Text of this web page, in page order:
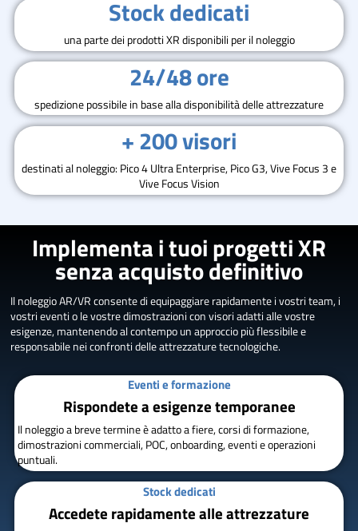
Stock dedicati
una parte dei prodotti XR disponibili per il noleggio
24/48 ore
spedizione possibile in base alla disponibilità delle attrezzature
+ 200 visori
destinati al noleggio: Pico 4 Ultra Enterprise, Pico G3, Vive Focus 3 e
Vive Focus Vision
Implementa i tuoi progetti XR
senza acquisto definitivo
Il noleggio AR/VR consente di equipaggiare rapidamente i vostri team, i
vostri eventi o le vostre dimostrazioni con visori adatti alle vostre
esigenze, mantenendo al contempo un approccio più flessibile e
responsabile nei confronti delle attrezzature tecnologiche.
Eventi e formazione
Rispondete a esigenze temporanee
Il noleggio a breve termine è adatto a fiere, corsi di formazione,
dimostrazioni commerciali, POC, onboarding, eventi e operazioni
puntuali.
Stock dedicati
Accedete rapidamente alle attrezzature